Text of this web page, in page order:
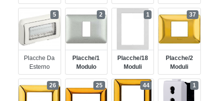
Placche Da
Esterno
5
Placche/1
Modulo
2
Placche/18
Moduli
1
Placche/2
Moduli
37
26 25 44 1